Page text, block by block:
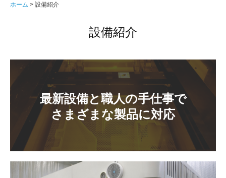
納品までのながれ
真空注型・塗装
NC加工・画像寸法測定器
会社概要
ホーム 設備紹介
設備紹介
最新設備と職人の手仕事で
さまざまな製品に対応